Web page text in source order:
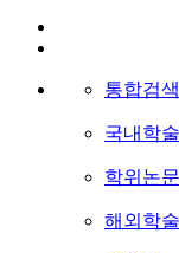
통합검색
국내학
학위논문
해외학